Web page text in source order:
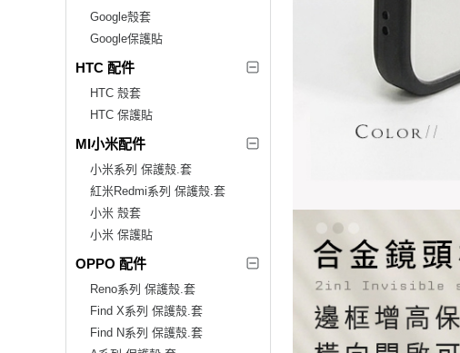
Google殼套
Google保護貼
HTC 配件
HTC 殼套
HTC 保護貼
MI小米配件
小米系列 保護殼.套
紅米Redmi系列 保護殼.套
小米 殼套
小米 保護貼
OPPO 配件
Reno系列 保護殼.套
Find X系列 保護殼.套
Find N系列 保護殼.套